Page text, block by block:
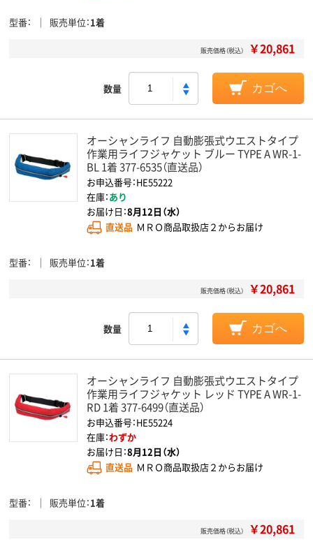
型番 販売単位 1着
販売価格（税込） ￥20,861
数量 カゴへ
オーシャンライフ 自動膨張式ウエストタイプ
作業用ライフジャケット ブルー TYPE A WR-1-
BL 1着 377-6535（直送品）
お申込番号：HE55222
在庫：あり
お届け日：8月12日（水）
直送品 ＭＲＯ商品取扱店２からお届け
型番 販売単位 1着
販売価格（税込） ￥20,861
数量 カゴへ
オーシャンライフ 自動膨張式ウエストタイプ
作業用ライフジャケット レッド TYPE A WR-1-
RD 1着 377-6499（直送品）
お申込番号：HE55224
在庫：わずか
お届け日：8月12日（水）
直送品 ＭＲＯ商品取扱店２からお届け
型番 販売単位 1着
販売価格（税込） ￥20,861